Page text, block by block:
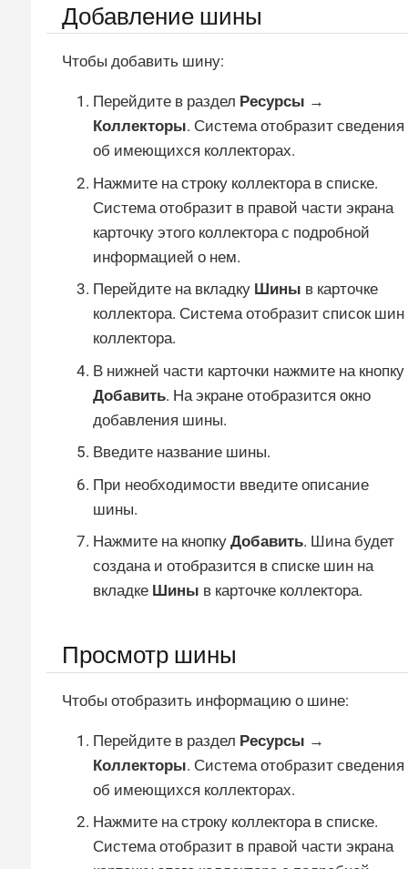
Добавление шины
Чтобы добавить шину:
Перейдите в раздел Ресурсы →
Коллекторы. Система отобразит сведения
об имеющихся коллекторах.
Нажмите на строку коллектора в списке.
Система отобразит в правой части экрана
карточку этого коллектора с подробной
информацией о нем.
Перейдите на вкладку Шины в карточке
коллектора. Система отобразит список шин
коллектора.
В нижней части карточки нажмите на кнопку
Добавить. На экране отобразится окно
добавления шины.
Введите название шины.
При необходимости введите описание
шины.
Нажмите на кнопку Добавить. Шина будет
создана и отобразится в списке шин на
вкладке Шины в карточке коллектора.
Просмотр шины
Чтобы отобразить информацию о шине:
Перейдите в раздел Ресурсы →
Коллекторы. Система отобразит сведения
об имеющихся коллекторах.
Нажмите на строку коллектора в списке.
Система отобразит в правой части экрана